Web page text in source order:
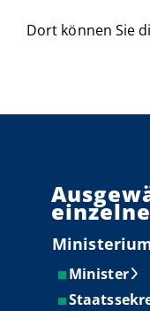
Dort können Sie
Minister